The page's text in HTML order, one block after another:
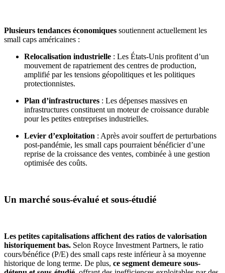
Plusieurs tendances économiques soutiennent actuellement les
small caps américaines :
Relocalisation industrielle : Les États-Unis profitent d’un
mouvement de rapatriement des centres de production,
amplifié par les tensions géopolitiques et les politiques
protectionnistes.
Plan d’infrastructures : Les dépenses massives en
infrastructures constituent un moteur de croissance durable
pour les petites entreprises industrielles.
Levier d’exploitation : Après avoir souffert de perturbations
post-pandémie, les small caps pourraient bénéficier d’une
reprise de la croissance des ventes, combinée à une gestion
optimisée des coûts.
Un marché sous-évalué et sous-étudié
Les petites capitalisations affichent des ratios de valorisation
historiquement bas. Selon Royce Investment Partners, le ratio
cours/bénéfice (P/E) des small caps reste inférieur à sa moyenne
historique de long terme. De plus, ce segment demeure sous-